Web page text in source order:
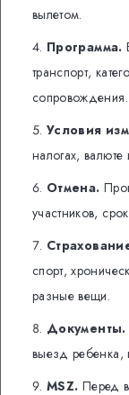
вылетом.
Программа.
транспорт,
сопровождения.
Условия
налогах,
Отмена.
участников,
спорт,
разные вещи.
Документы.
выезд ребенка,
MSZ. Перед